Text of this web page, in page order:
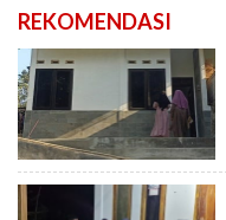
REKOMENDASI